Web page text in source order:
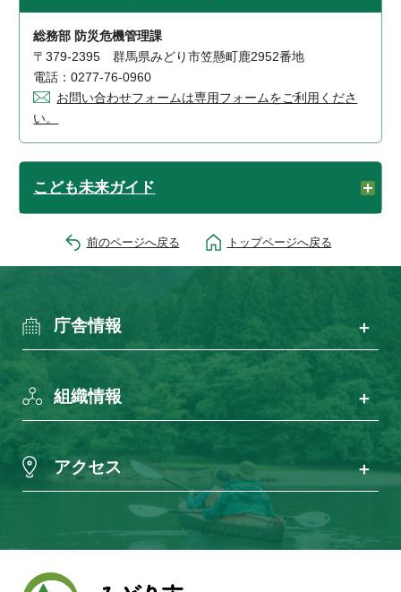
総務部 防災危機管理課
〒379-2395 群馬県みどり市笠懸町鹿2952番地
電話：0277-76-0960
お問い合わせフォームは専用フォームをご利用くださ
い。
こども未来ガイド
前のページへ戻る トップページへ戻る
庁舎情報
組織情報
アクセス